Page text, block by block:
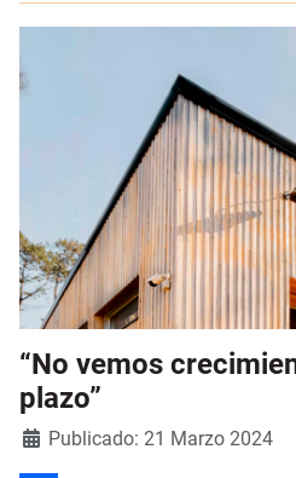
“No vemos
plazo”
Detalles
Publicado: 21 Marzo 2024